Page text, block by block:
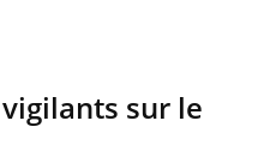
sur le